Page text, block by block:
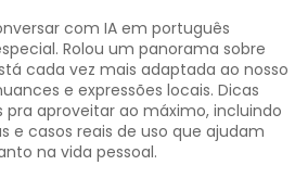
com IA em português
Rolou um panorama sobre
cada vez mais adaptada ao nosso
e expressões locais. Dicas
aproveitar ao máximo, incluindo
e casos reais de uso que ajudam
na vida pessoal.